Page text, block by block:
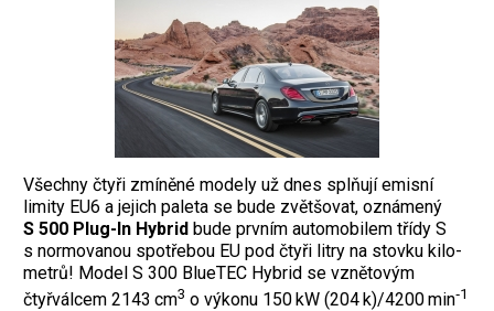
Všechny čtyři zmíněné modely už dnes splňují emisní
limity EU6 a jejich paleta se bude zvětšovat, oznámený
S 500 Plug-In Hybrid bude prvním automobilem třídy S
s normovanou spotřebou EU pod čtyři litry na stovku kilo-
metrů! Model S 300 BlueTEC Hybrid se vznětovým
čtyřválcem 2143 cm3 o výkonu 150 kW (204 k)/4200 min‑1